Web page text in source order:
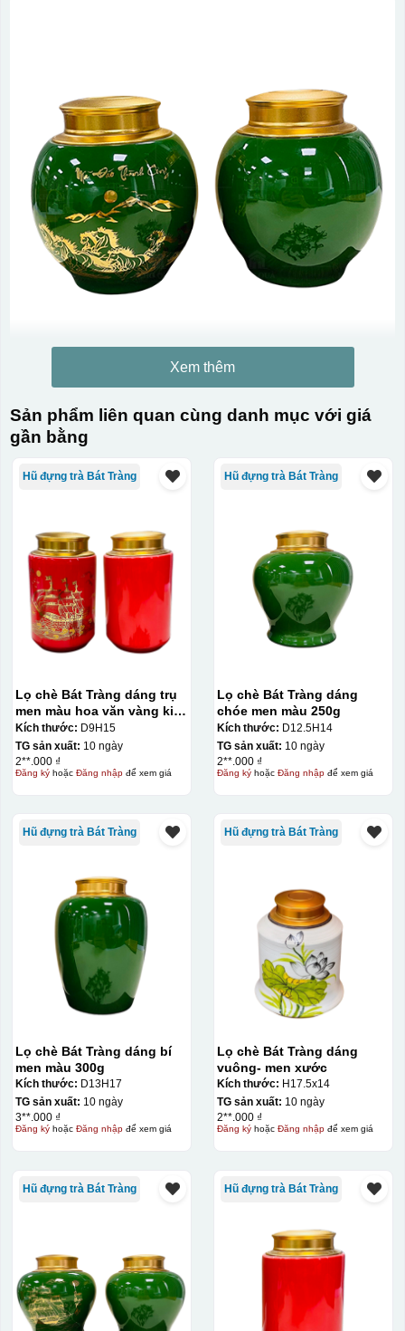
Kiểu in:
In logo vàng kim
Bước 1: Tạo khuôn in để tạo ra Decal Bước 2: Dán
Bước 1: Tạo ra DECALĐể tạo ra decal
trước khi dán nó lên gốm sứ, xưởng in sẽ in lên 1 loại
giấy đặc biệt, và kích thước logo được căn chỉnh theo
sản phẩm, để khi dán không bị nhỏ hoặc to quá
Xem thêm
Sản phẩm liên quan cùng danh mục với giá
gần bằng
Hũ đựng trà Bát Tràng
Lọ chè Bát Tràng dáng trụ
men màu hoa văn vàng kim
200g
Kích thước: D9H15
TG sản xuất: 10 ngày
2**.000 ₫
Đăng kýhoặc Đăng nhậpđể xem giá
Hũ đựng trà Bát Tràng
Lọ chè Bát Tràng dáng
chóe men màu 250g
Kích thước: D12.5H14
TG sản xuất: 10 ngày
2**.000 ₫
Đăng kýhoặc Đăng nhậpđể xem giá
Hũ đựng trà Bát Tràng
Lọ chè Bát Tràng dáng bí
men màu 300g
Kích thước: D13H17
TG sản xuất: 10 ngày
3**.000 ₫
Đăng kýhoặc Đăng nhậpđể xem giá
Hũ đựng trà Bát Tràng
Lọ chè Bát Tràng dáng
vuông- men xước
Kích thước: H17.5x14
TG sản xuất: 10 ngày
2**.000 ₫
Đăng kýhoặc Đăng nhậpđể xem giá
Hũ đựng trà Bát Tràng Hũ đựng trà Bát Tràng